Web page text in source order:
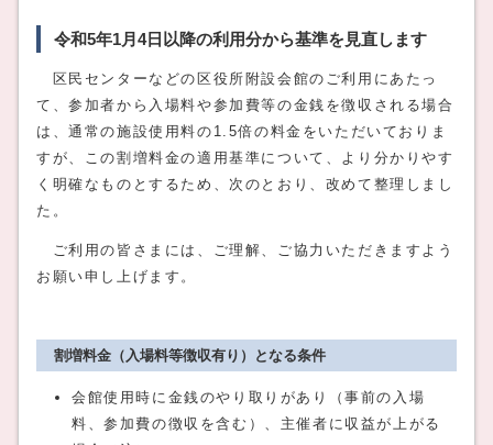
令和5年1月4日以降の利用分から基準を見直します
区民センターなどの区役所附設会館のご利用にあたっ
て、参加者から入場料や参加費等の金銭を徴収される場合
は、通常の施設使用料の1.5倍の料金をいただいておりま
すが、この割増料金の適用基準について、より分かりやす
く明確なものとするため、次のとおり、改めて整理しまし
た。
ご利用の皆さまには、ご理解、ご協力いただきますよう
お願い申し上げます。
割増料金（入場料等徴収有り）となる条件
会館使用時に金銭のやり取りがあり（事前の入場
料、参加費の徴収を含む）、主催者に収益が上がる